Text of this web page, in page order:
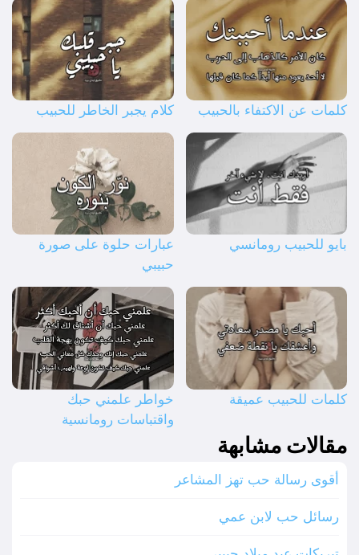
كلمات عن الاكتفاء بالحبيب كلام يجبر الخاطر للحبيب
بايو للحبيب رومانسي
عبارات حلوة على صورة
حبيبي
كلمات للحبيب عميقة
خواطر علمني حبك
واقتباسات رومانسية
مقالات مشابهة
أقوى رسالة حب تهز المشاعر
رسائل حب لابن عمي